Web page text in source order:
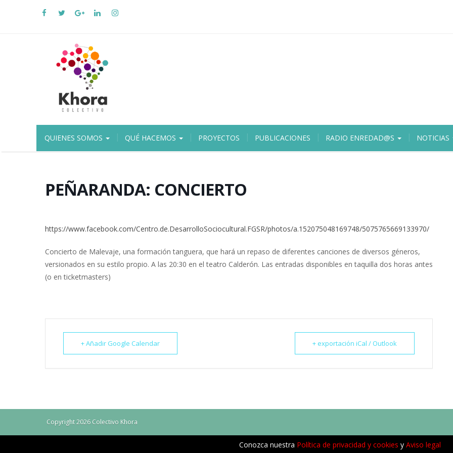
QUIENES SOMOS QUÉ HACEMOS PROYECTOS PUBLICACIONES RADIO ENREDAD@S NOTICIAS
PEÑARANDA: CONCIERTO
https://www.facebook.com/Centro.de.DesarrolloSociocultural.FGSR/photos/a.152075048169748/5075765669133970/
Concierto de Malevaje, una formación tanguera, que hará un repaso de diferentes canciones de diversos géneros,
versionados en su estilo propio. A las 20:30 en el teatro Calderón. Las entradas disponibles en taquilla dos horas antes
(o en ticketmasters)
+ Añadir Google Calendar + exportación iCal / Outlook
Copyright 2026 Colectivo Khora
Conozca nuestra Política de privacidad y cookies y Aviso legal